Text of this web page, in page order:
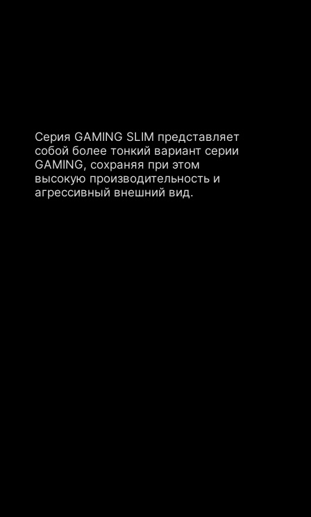
Серия GAMING SLIM представляет
собой более тонкий вариант серии
GAMING, сохраняя при этом
высокую производительность и
агрессивный внешний вид.